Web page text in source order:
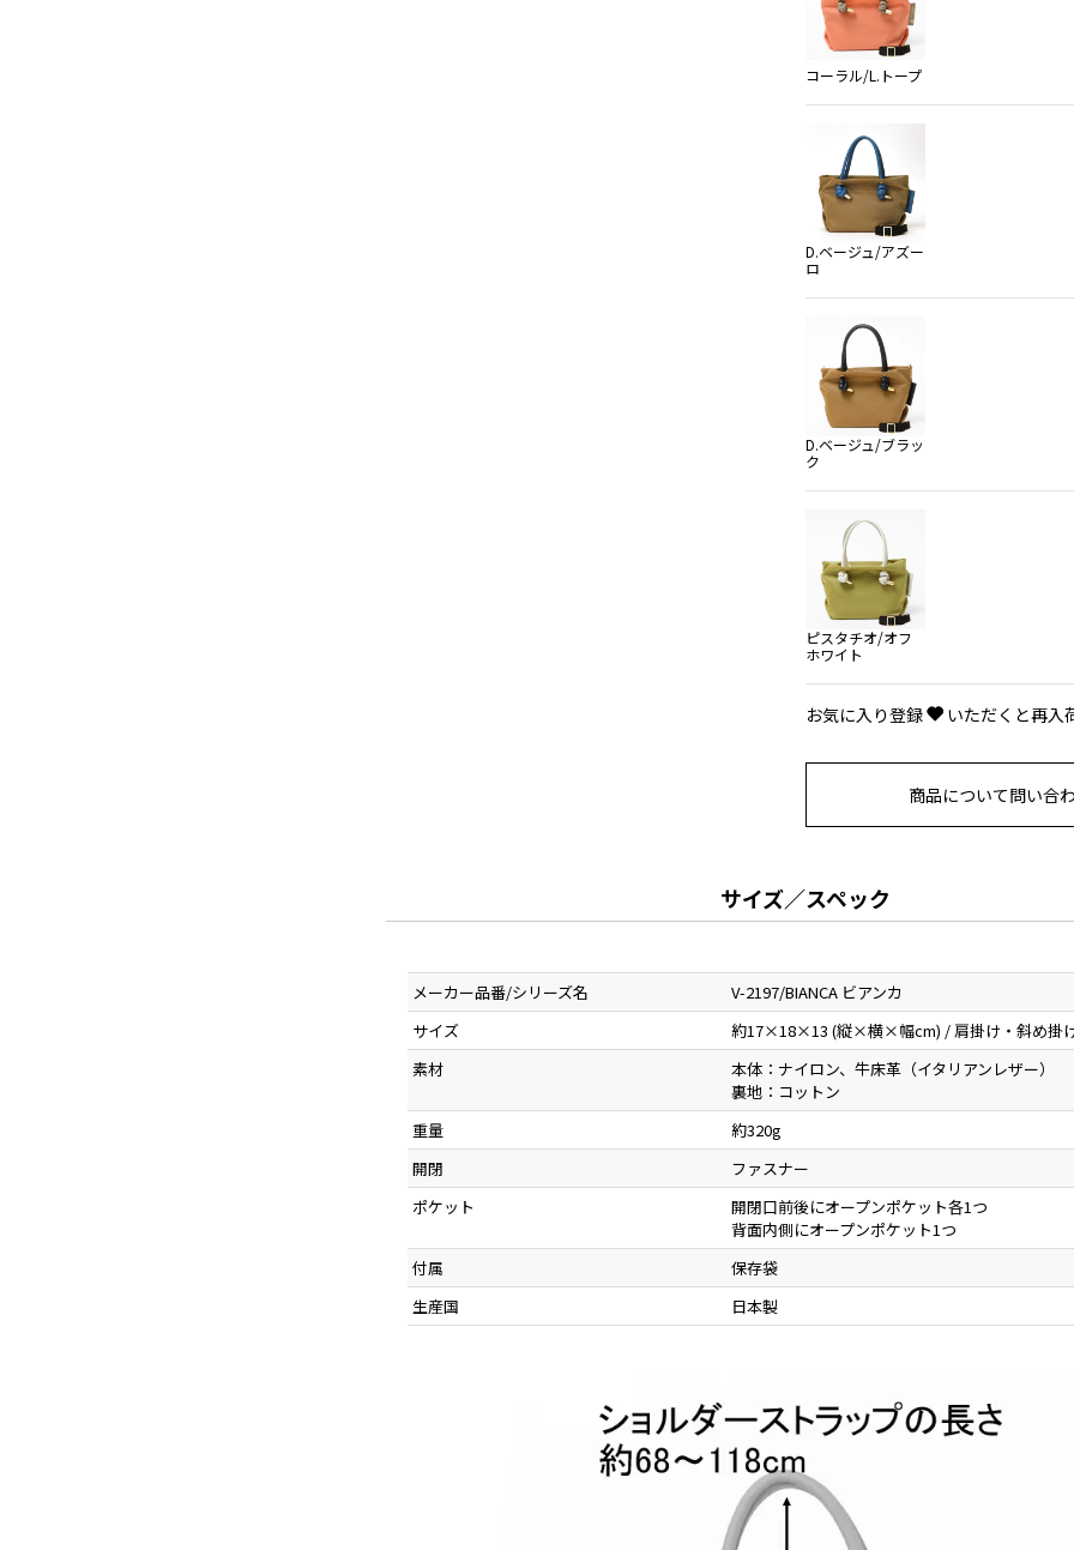
コーラル/L.トープ
D.ベージュ/アズー
ロ
D.ベージュ/ブラッ
ク
ピスタチオ/オフ
ホワイト
お気に入り登録 いただくと再入
商品について問い合
サイズ／スペック
メーカー品番/シリーズ名
V-2197/BIANCA ビアンカ
サイズ
約17×18×13 (縦×横×幅cm) / 肩掛け・斜め掛
素材
本体：ナイロン、牛床革（イタリアンレザー）
裏地：コットン
重量
約320g
開閉
ファスナー
ポケット
開閉口前後にオープンポケット各1つ
背面内側にオープンポケット1つ
付属
保存袋
生産国
日本製